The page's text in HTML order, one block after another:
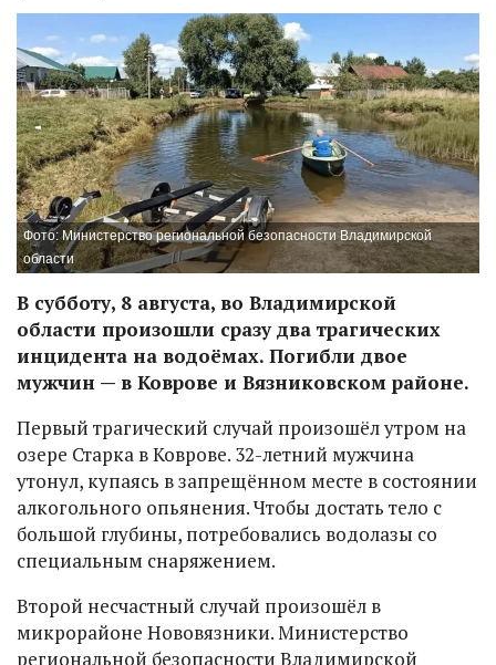
Фото: Министерство региональной безопасности Владимирской
области
В субботу, 8 августа, во Владимирской
области произошли сразу два трагических
инцидента на водоёмах. Погибли двое
мужчин — в Коврове и Вязниковском районе.
Первый трагический случай произошёл утром на
озере Старка в Коврове. 32-летний мужчина
утонул, купаясь в запрещённом месте в состоянии
алкогольного опьянения. Чтобы достать тело с
большой глубины, потребовались водолазы со
специальным снаряжением.
Второй несчастный случай произошёл в
микрорайоне Нововязники. Министерство
региональной безопасности Владимирской